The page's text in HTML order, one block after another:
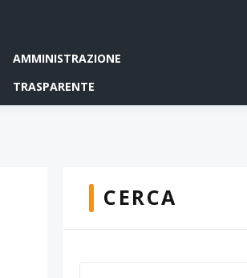
AMMINISTRAZIONE
TRASPARENTE
CERCA